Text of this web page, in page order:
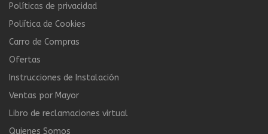
Políticas de privacidad
Poliítica de Cookies
Carro de Compras
Ofertas
Instrucciones de Instalación
Ventas por Mayor
Libro de reclamaciones virtual
Quienes Somos